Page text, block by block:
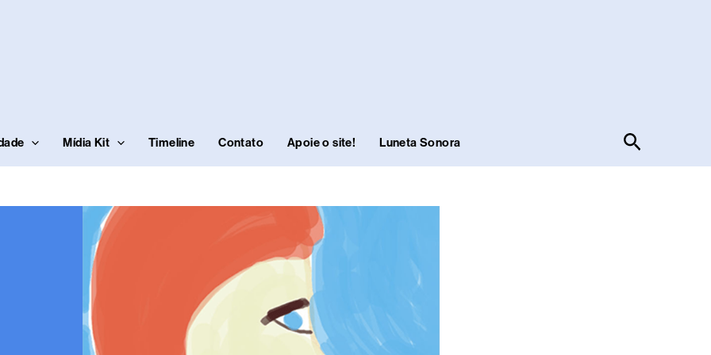
Mídia Kit Timeline Contato Apoie o site! Luneta Sonora Pesquisar